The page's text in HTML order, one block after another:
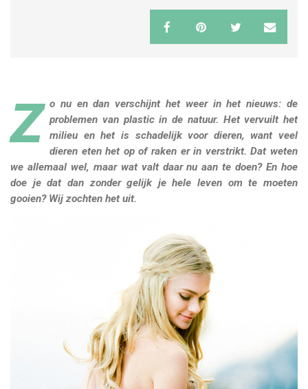
Z o nu en dan verschijnt het weer in het nieuws: de
problemen van plastic in de natuur. Het vervuilt het
milieu en het is schadelijk voor dieren, want veel
dieren eten het op of raken er in verstrikt. Dat weten
we allemaal wel, maar wat valt daar nu aan te doen? En hoe
doe je dat dan zonder gelijk je hele leven om te moeten
gooien? Wij zochten het uit.